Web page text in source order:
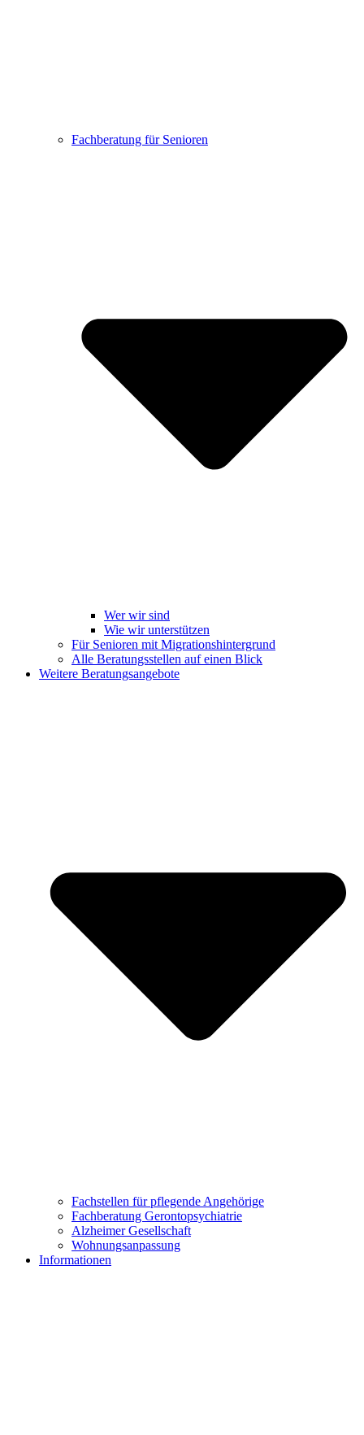
Fachberatung für Senioren
Wer wir sind
Wie wir unterstützen
Für Senioren mit Migrationshintergrund
Alle Beratungsstellen auf einen Blick
Weitere Beratungsangebote
Fachstellen für pflegende Angehörige
Fachberatung Gerontopsychiatrie
Alzheimer Gesellschaft
Wohnungsanpassung
Informationen